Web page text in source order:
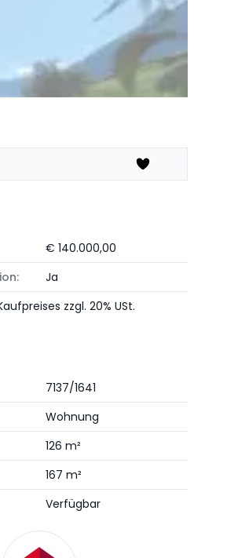
€ 140.000,00
Ja
zzgl. 20% USt.
7137/1641
Wohnung
126 m²
167 m²
Verfügbar